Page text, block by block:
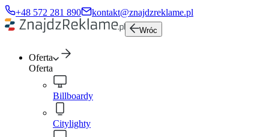
+48 572 281 890 kontakt@znajdzreklame.pl
Wróc
Oferta
Oferta
Billboardy
Citylighty